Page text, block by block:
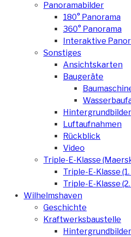
Panoramabilder
180° Panorama
360° Panorama
Interaktive
Sonstiges
Ansichtskarten
Baugeräte
Hintergrundbilder
Luftaufnahmen
Rückblick
Video
Triple-E-Klasse
Triple-E-Klasse
Triple-E-Klasse
Wilhelmshaven
Geschichte
Kraftwerksbaustelle
Hintergrundbilder